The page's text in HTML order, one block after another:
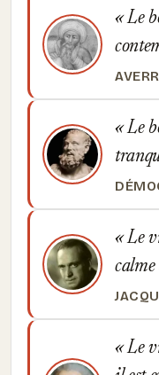
Le
Le
Le
Le